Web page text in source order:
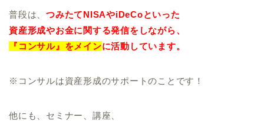
普段は、つみたてNISAやiDeCoといった
資産形成やお金に関する発信をしながら、
『コンサル』をメインに活動しています。
※コンサルは資産形成のサポートのことです！
他にも、セミナー、講座、